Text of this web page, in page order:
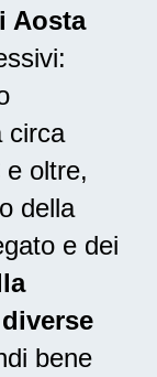
Aosta
circa
oltre,
della
e dei
bene